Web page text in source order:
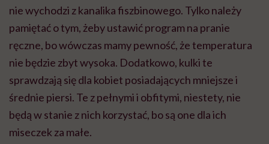
nie wychodzi z kanalika fiszbinowego. Tylko należy
pamiętać o tym, żeby ustawić program na pranie
ręczne, bo wówczas mamy pewność, że temperatura
nie będzie zbyt wysoka. Dodatkowo, kulki te
sprawdzają się dla kobiet posiadających mniejsze i
średnie piersi. Te z pełnymi i obfitymi, niestety, nie
będą w stanie z nich korzystać, bo są one dla ich
miseczek za małe.